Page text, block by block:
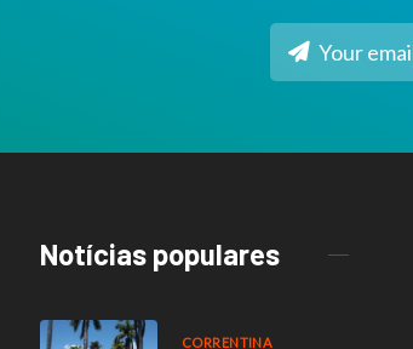
Notícias populares
CORRENTINA